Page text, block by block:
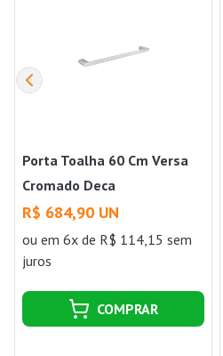
Porta Toalha 60 Cm Versa
Cromado Deca
R$ 684,90 UN
ou em 6x de R$ 114,15 sem
juros
COMPRAR